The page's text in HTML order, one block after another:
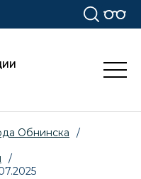
Обнинска
/
/